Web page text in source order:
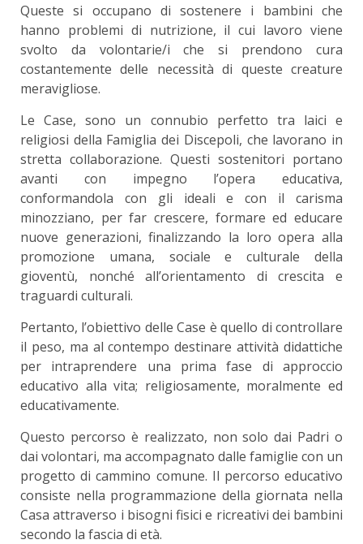
Queste si occupano di sostenere i bambini che
hanno problemi di nutrizione, il cui lavoro viene
svolto da volontarie/i che si prendono cura
costantemente delle necessità di queste creature
meravigliose.
Le Case, sono un connubio perfetto tra laici e
religiosi della Famiglia dei Discepoli, che lavorano in
stretta collaborazione. Questi sostenitori portano
avanti con impegno l’opera educativa,
conformandola con gli ideali e con il carisma
minozziano, per far crescere, formare ed educare
nuove generazioni, finalizzando la loro opera alla
promozione umana, sociale e culturale della
gioventù, nonché all’orientamento di crescita e
traguardi culturali.
Pertanto, l’obiettivo delle Case è quello di controllare
il peso, ma al contempo destinare attività didattiche
per intraprendere una prima fase di approccio
educativo alla vita; religiosamente, moralmente ed
educativamente.
Questo percorso è realizzato, non solo dai Padri o
dai volontari, ma accompagnato dalle famiglie con un
progetto di cammino comune. Il percorso educativo
consiste nella programmazione della giornata nella
Casa attraverso i bisogni fisici e ricreativi dei bambini
secondo la fascia di età.